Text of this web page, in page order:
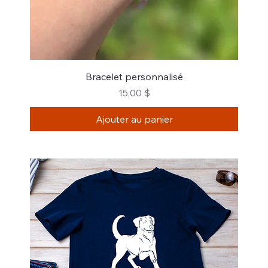
Bracelet personnalisé
Prix
15,00 $
Ajouter au panier